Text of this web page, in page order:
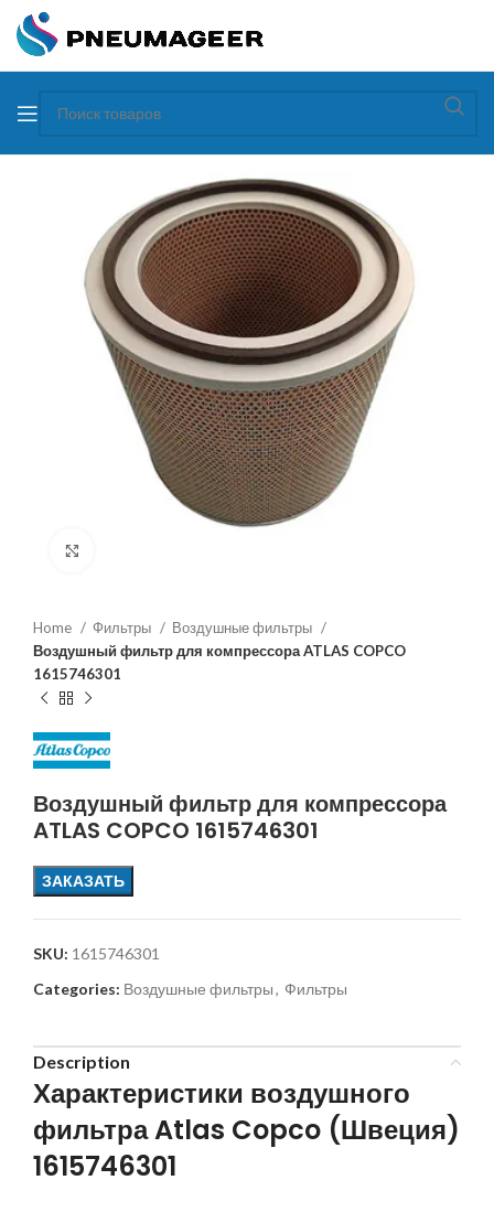
Home Фильтры
Воздушные фильтры
Воздушный фильтр для компрессора ATLAS COPCO
1615746301
Воздушный фильтр для компрессора
ATLAS COPCO 1615746301
ЗАКАЗАТЬ
SKU: 1615746301
Categories: Воздушные фильтры, Фильтры
Description
Характеристики воздушного
фильтра Atlas Copco (Швеция)
1615746301